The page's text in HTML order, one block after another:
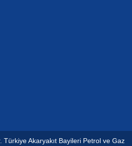
Türkiye Akaryakıt Bayileri Petrol ve Gaz